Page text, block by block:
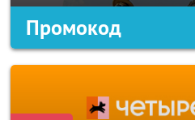
Промокод